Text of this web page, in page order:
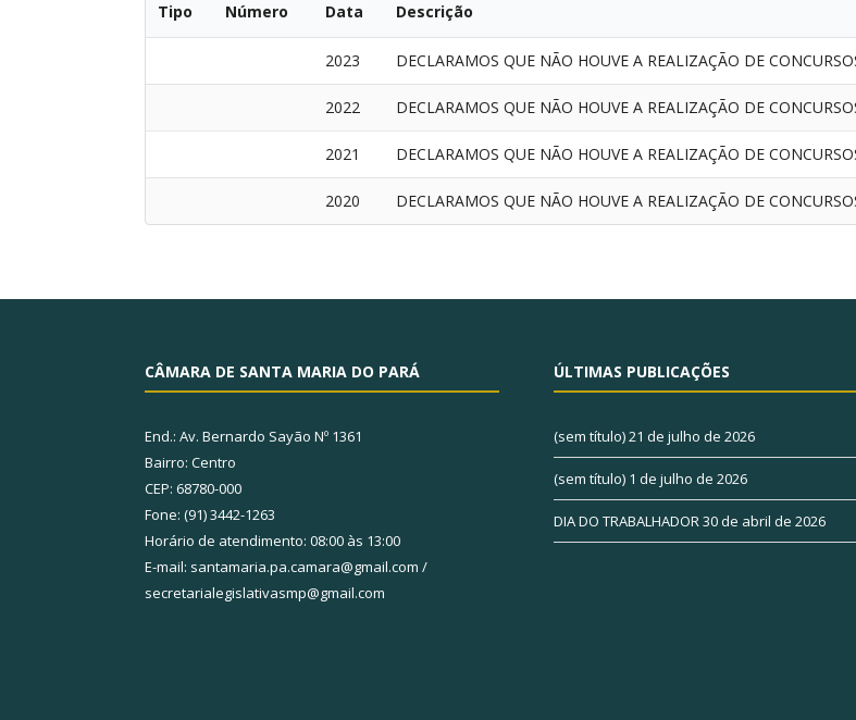
Tipo Número Data Descrição
2023 DECLARAMOS QUE NÃO HOUVE A REALIZAÇÃO DE
2022 DECLARAMOS QUE NÃO HOUVE A REALIZAÇÃO DE
2021 DECLARAMOS QUE NÃO HOUVE A REALIZAÇÃO DE
2020 DECLARAMOS QUE NÃO HOUVE A REALIZAÇÃO DE
CÂMARA DE SANTA MARIA DO PARÁ
End.: Av. Bernardo Sayão Nº 1361
Bairro: Centro
CEP: 68780-000
Fone: (91) 3442-1263
Horário de atendimento: 08:00 às 13:00
E-mail: santamaria.pa.camara@gmail.com /
secretarialegislativasmp@gmail.com
ÚLTIMAS PUBLICAÇÕES
(sem título)21 de julho de 2026
(sem título) 1 de julho de 2026
DIA DO TRABALHADOR30 de abril de 2026